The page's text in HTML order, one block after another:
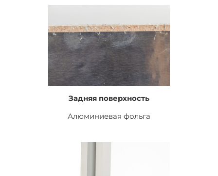
Задняя поверхность
Алюминиевая фольга